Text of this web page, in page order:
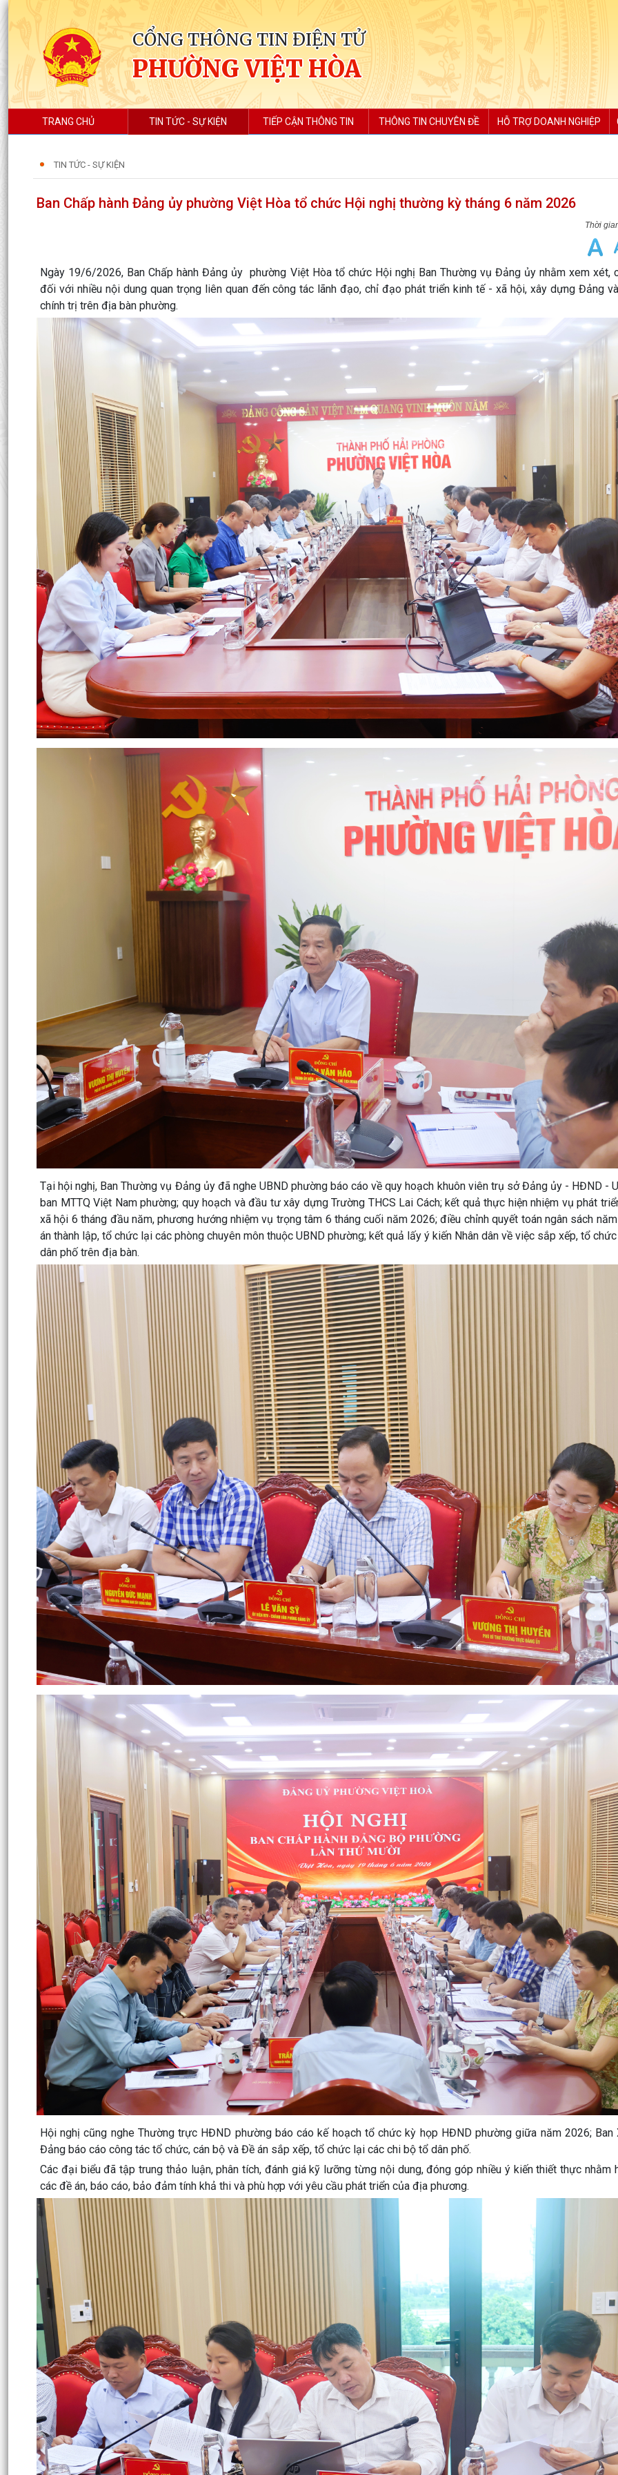
CỔNG THÔNG TIN ĐIỆN TỬ
PHƯỜNG VIỆT HÒA
TRANG CHỦ TIN TỨC - SỰ KIỆN TIẾP CẬN THÔNG TIN THÔNG TIN CHUYÊN ĐỀ HỖ TRỢ DOANH NGHIỆP
TIN TỨC - SỰ KIỆN
Ban Chấp hành Đảng ủy phường Việt Hòa tổ chức Hội nghị thường kỳ tháng 6 năm 2026
Ngày 19/6/2026, Ban Chấp hành Đảng ủy phường Việt Hòa tổ chức Hội nghị Ban Thường vụ Đảng ủy nhằm xem xét,
đối với nhiều nội dung quan trọng liên quan đến công tác lãnh đạo, chỉ đạo phát triển kinh tế - xã hội, xây dựng Đảng
chính trị trên địa bàn phường.
Tại hội nghị, Ban Thường vụ Đảng ủy đã nghe UBND phường báo cáo về quy hoạch khuôn viên trụ sở Đảng ủy - HĐND -
ban MTTQ Việt Nam phường; quy hoạch và đầu tư xây dựng Trường THCS Lai Cách; kết quả thực hiện nhiệm vụ phát
xã hội 6 tháng đầu năm, phương hướng nhiệm vụ trọng tâm 6 tháng cuối năm 2026; điều chỉnh quyết toán ngân sách
án thành lập, tổ chức lại các phòng chuyên môn thuộc UBND phường; kết quả lấy ý kiến Nhân dân về việc sắp xếp, tổ
dân phố trên địa bàn.
Hội nghị cũng nghe Thường trực HĐND phường báo cáo kế hoạch tổ chức kỳ họp HĐND phường giữa năm 2026; Ban
Đảng báo cáo công tác tổ chức, cán bộ và Đề án sắp xếp, tổ chức lại các chi bộ tổ dân phố.
Các đại biểu đã tập trung thảo luận, phân tích, đánh giá kỹ lưỡng từng nội dung, đóng góp nhiều ý kiến thiết thực nhằm
các đề án, báo cáo, bảo đảm tính khả thi và phù hợp với yêu cầu phát triển của địa phương.